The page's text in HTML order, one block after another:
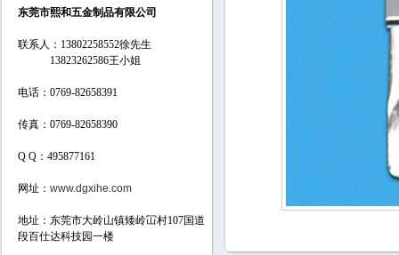
东莞市熙和五金制品有限公司
联系人：13802258552徐先生
13823262586王小姐
电话：0769-82658391
传真：0769-82658390
Q Q：495877161
网址： www.dgxihe.com
地址：东莞市大岭山镇矮岭冚村107国道
段百仕达科技园一楼